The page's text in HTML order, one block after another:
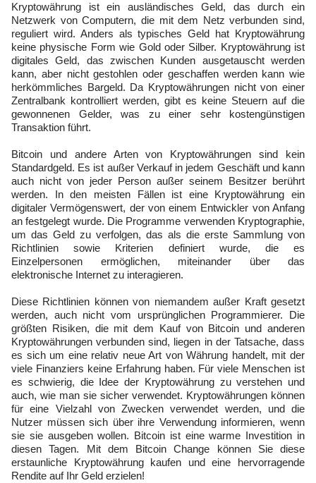
Kryptowährung ist ein ausländisches Geld, das durch ein
Netzwerk von Computern, die mit dem Netz verbunden sind,
reguliert wird. Anders als typisches Geld hat Kryptowährung
keine physische Form wie Gold oder Silber. Kryptowährung ist
digitales Geld, das zwischen Kunden ausgetauscht werden
kann, aber nicht gestohlen oder geschaffen werden kann wie
herkömmliches Bargeld. Da Kryptowährungen nicht von einer
Zentralbank kontrolliert werden, gibt es keine Steuern auf die
gewonnenen Gelder, was zu einer sehr kostengünstigen
Transaktion führt.
Bitcoin und andere Arten von Kryptowährungen sind kein
Standardgeld. Es ist außer Verkauf in jedem Geschäft und kann
auch nicht von jeder Person außer seinem Besitzer berührt
werden. In den meisten Fällen ist eine Kryptowährung ein
digitaler Vermögenswert, der von einem Entwickler von Anfang
an festgelegt wurde. Die Programme verwenden Kryptographie,
um das Geld zu verfolgen, das als die erste Sammlung von
Richtlinien sowie Kriterien definiert wurde, die es
Einzelpersonen ermöglichen, miteinander über das
elektronische Internet zu interagieren.
Diese Richtlinien können von niemandem außer Kraft gesetzt
werden, auch nicht vom ursprünglichen Programmierer. Die
größten Risiken, die mit dem Kauf von Bitcoin und anderen
Kryptowährungen verbunden sind, liegen in der Tatsache, dass
es sich um eine relativ neue Art von Währung handelt, mit der
viele Finanziers keine Erfahrung haben. Für viele Menschen ist
es schwierig, die Idee der Kryptowährung zu verstehen und
auch, wie man sie sicher verwendet. Kryptowährungen können
für eine Vielzahl von Zwecken verwendet werden, und die
Nutzer müssen sich über ihre Verwendung informieren, wenn
sie sie ausgeben wollen. Bitcoin ist eine warme Investition in
diesen Tagen. Mit dem Bitcoin Change können Sie diese
erstaunliche Kryptowährung kaufen und eine hervorragende
Rendite auf Ihr Geld erzielen!